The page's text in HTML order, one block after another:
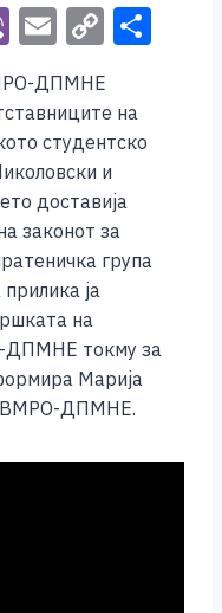
Vi
b
er
E
m
ai
l
C
o
p
y
Li
n
k
ДПМНЕ
на
студентско
и
доставија
законот за
група
ја
на
ДПМНЕ токму за
Марија
ВМРО-ДПМНЕ.